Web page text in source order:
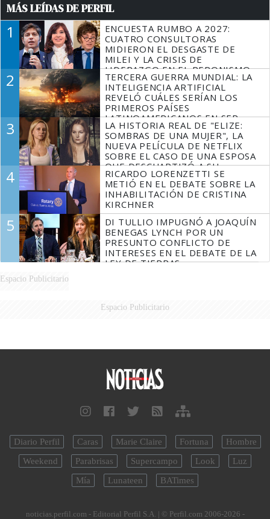
MÁS LEÍDAS DE PERFIL
1
ENCUESTA RUMBO A 2027:
CUATRO CONSULTORAS
MIDIERON EL DESGASTE DE
MILEI Y LA CRISIS DE
LIDERAZGO EN EL PERONISMO
2
TERCERA GUERRA MUNDIAL: LA
INTELIGENCIA ARTIFICIAL
REVELÓ CUÁLES SERÍAN LOS
PRIMEROS PAÍSES
LATINOAMERICANOS EN SER
DERROTADOS
3
LA HISTORIA REAL DE "ELIZE:
SOMBRAS DE UNA MUJER", LA
NUEVA PELÍCULA DE NETFLIX
SOBRE EL CASO DE UNA ESPOSA
QUE DESCUARTIZÓ A SU
MARIDO
4
RICARDO LORENZETTI SE
METIÓ EN EL DEBATE SOBRE LA
INHABILITACIÓN DE CRISTINA
KIRCHNER
5
DI TULLIO IMPUGNÓ A JOAQUÍN
BENEGAS LYNCH POR UN
PRESUNTO CONFLICTO DE
INTERESES EN EL DEBATE DE LA
LEY DE TIERRAS
Espacio Publicitario
Espacio Publicitario
Diario Perfil Caras Marie Claire Fortuna
Hombre
Weekend
Parabrisas Supercampo Look
Luz
Mía
Lunateen BATimes
noticias.perfil.com - Editorial Perfil S.A. | © Perfil.com 2006-2026 -